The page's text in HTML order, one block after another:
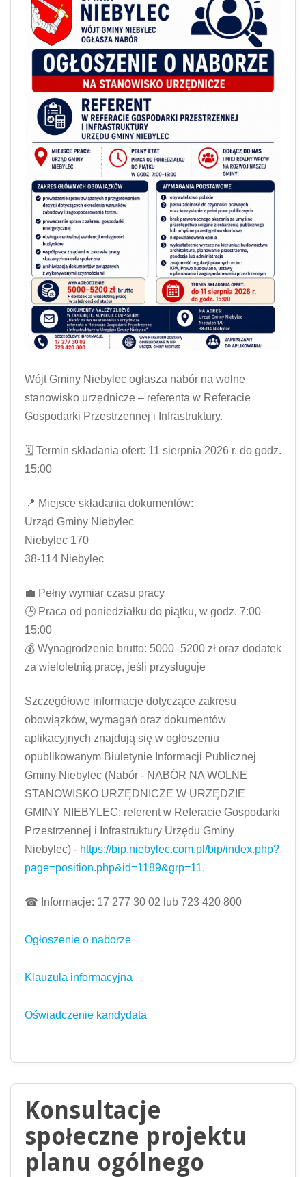
Wójt Gminy Niebylec ogłasza nabór na wolne
stanowisko urzędnicze – referenta w Referacie
Gospodarki Przestrzennej i Infrastruktury.
🗓 Termin składania ofert: 11 sierpnia 2026 r. do godz.
15:00
📍 Miejsce składania dokumentów:
Urząd Gminy Niebylec
Niebylec 170
38-114 Niebylec
💼 Pełny wymiar czasu pracy
🕒 Praca od poniedziałku do piątku, w godz. 7:00–
15:00
💰 Wynagrodzenie brutto: 5000–5200 zł oraz dodatek
za wieloletnią pracę, jeśli przysługuje
Szczegółowe informacje dotyczące zakresu
obowiązków, wymagań oraz dokumentów
aplikacyjnych znajdują się w ogłoszeniu
opublikowanym Biuletynie Informacji Publicznej
Gminy Niebylec (Nabór - NABÓR NA WOLNE
STANOWISKO URZĘDNICZE W URZĘDZIE
GMINY NIEBYLEC: referent w Referacie Gospodarki
Przestrzennej i Infrastruktury Urzędu Gminy
Niebylec) - https://bip.niebylec.com.pl/bip/index.php?
page=position.php&id=1189&grp=11.
☎ Informacje: 17 277 30 02 lub 723 420 800
Ogłoszenie o naborze
Klauzula informacyjna
Oświadczenie kandydata
Konsultacje
społeczne projektu
planu ogólnego